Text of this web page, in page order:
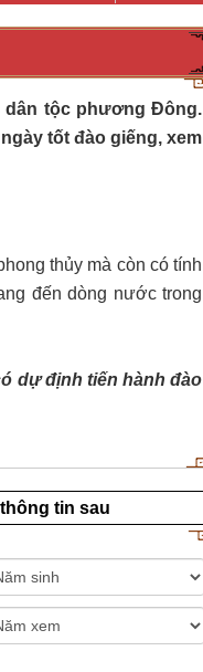
dân tộc phương Đông.
tốt đào giếng, xem
thủy mà còn có tính
đến dòng nước trong
dự định tiến hành đào
tin sau